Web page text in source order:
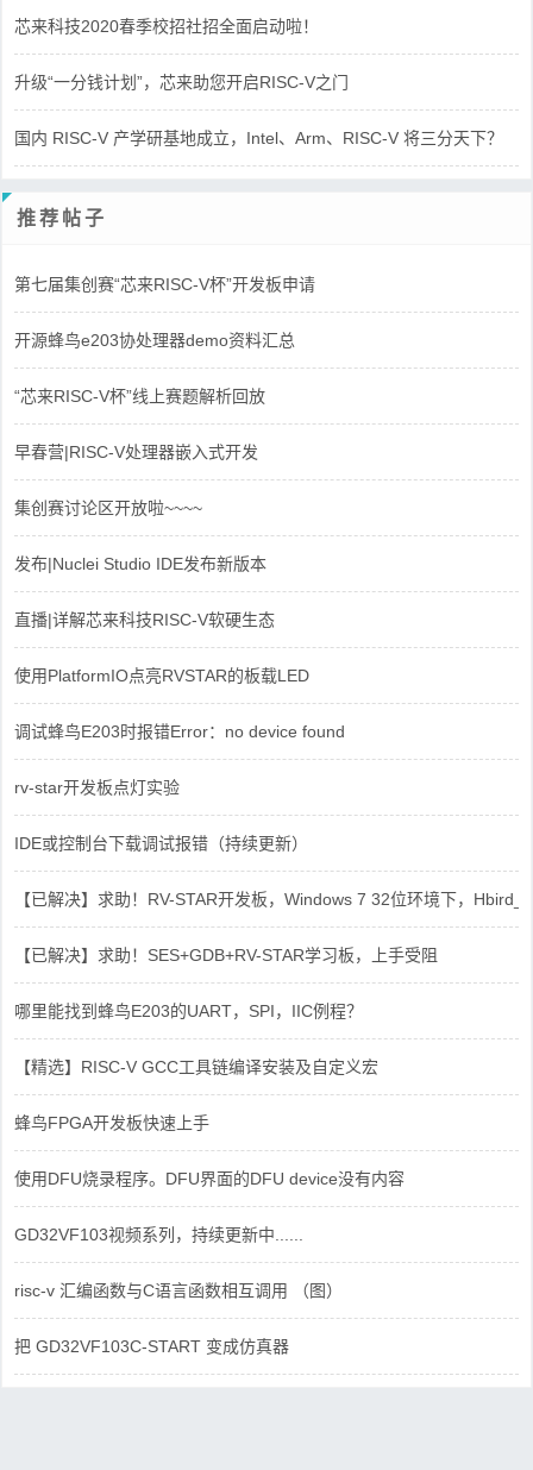
芯来科技2020春季校招社招全面启动啦！
升级“一分钱计划”，芯来助您开启RISC-V之门
国内 RISC-V 产学研基地成立，Intel、Arm、RISC-V 将三分天下？
推荐帖子
第七届集创赛“芯来RISC-V杯”开发板申请
开源蜂鸟e203协处理器demo资料汇总
“芯来RISC-V杯”线上赛题解析回放
早春营|RISC-V处理器嵌入式开发
集创赛讨论区开放啦~~~~
发布|Nuclei Studio IDE发布新版本
直播|详解芯来科技RISC-V软硬生态
使用PlatformIO点亮RVSTAR的板载LED
调试蜂鸟E203时报错Error：no device found
rv-star开发板点灯实验
IDE或控制台下载调试报错（持续更新）
【已解决】求助！RV-STAR开发板，Windows 7 32位环境下，
【已解决】求助！SES+GDB+RV-STAR学习板，上手受阻
哪里能找到蜂鸟E203的UART，SPI，IIC例程？
【精选】RISC-V GCC工具链编译安装及自定义宏
蜂鸟FPGA开发板快速上手
使用DFU烧录程序。DFU界面的DFU device没有内容
GD32VF103视频系列，持续更新中......
risc-v 汇编函数与C语言函数相互调用 （图）
把 GD32VF103C-START 变成仿真器